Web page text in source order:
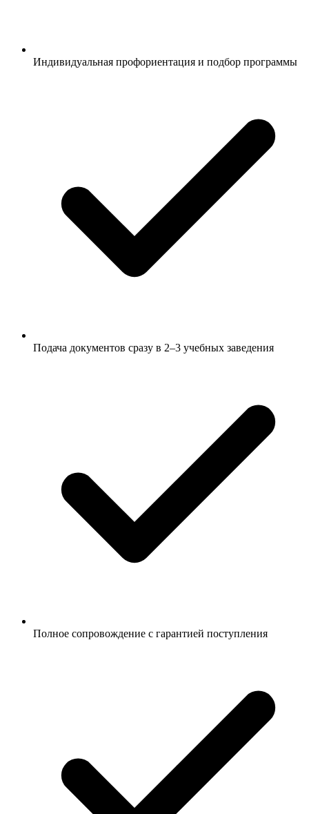
Индивидуальная профориентация и подбор программы
Подача документов сразу в 2–3 учебных заведения
Полное сопровождение с гарантией поступления